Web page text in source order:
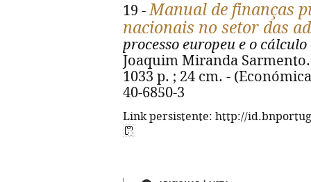
19 -Manual de finanças
nacionais no setor das
processo europeu e o
Joaquim Miranda
1033 p. ; 24 cm. -
40-6850-3
Link persistente: http://